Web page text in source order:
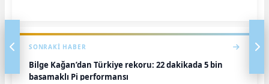
SONRAKI HABER
Bilge Kağan’dan Türkiye rekoru: 22 dakikada 5 bin
basamaklı Pi performansı